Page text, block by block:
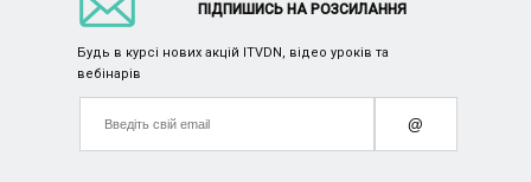
ПІДПИШИСЬ НА РОЗСИЛАННЯ
Будь в курсі нових акцій ITVDN, відео уроків та
вебінарів
@